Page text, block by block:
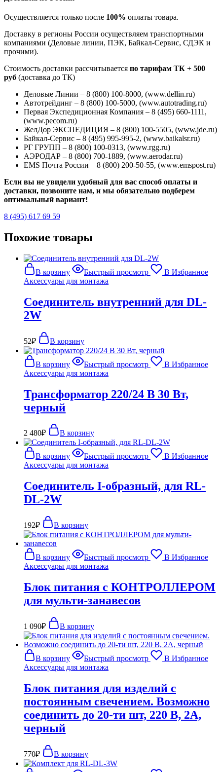
Осуществляется только после 100% оплаты товара.
Доставку в регионы России осуществляем транспортными
компаниями (Деловые линии, ПЭК, Байкал-Сервис, СДЭК и
прочими).
Стоимость доставки рассчитывается по тарифам ТК + 500
руб (доставка до ТК)
Деловые Линии – 8 (800) 100-8000, (www.dellin.ru)
Автотрейдинг – 8 (800) 100-5000, (www.autotrading.ru)
Первая Экспедиционная Компания – 8 (495) 660-1111,
(www.pecom.ru)
ЖелДор ЭКСПЕДИЦИЯ – 8 (800) 100-5505, (www.jde.ru)
Байкал-Сервис – 8 (495) 995-995-2, (www.baikalsr.ru)
РГ ГРУПП – 8 (800) 100-0313, (www.rgg.ru)
АЭРОДАР – 8 (800) 700-1889, (www.aerodar.ru)
EMS Почта России – 8 (800) 200-50-55, (www.emspost.ru)
Если вы не увидели удобный для вас способ оплаты и
доставки, позвоните нам, и мы обязательно подберем
оптимальный вариант!
8 (495) 617 69 59
Похожие товары
В корзину Быстрый просмотр
В Избранное
Аксессуары для монтажа
Соединитель внутренний для DL-
2W
52₽ В корзину
В корзину Быстрый просмотр
В Избранное
Аксессуары для монтажа
Трансформатор 220/24 В 30 Вт,
черный
2 480₽ В корзину
В корзину Быстрый просмотр
В Избранное
Аксессуары для монтажа
Соединитель I-образный, для RL-
DL-2W
192₽ В корзину
В корзину Быстрый просмотр
В Избранное
Аксессуары для монтажа
Блок питания с КОНТРОЛЛЕРОМ
для мульти-занавесов
1 090₽ В корзину
В корзину Быстрый просмотр
В Избранное
Аксессуары для монтажа
Блок питания для изделий с
постоянным свечением. Возможно
соединить до 20-ти шт, 220 В, 2А,
черный
770₽ В корзину